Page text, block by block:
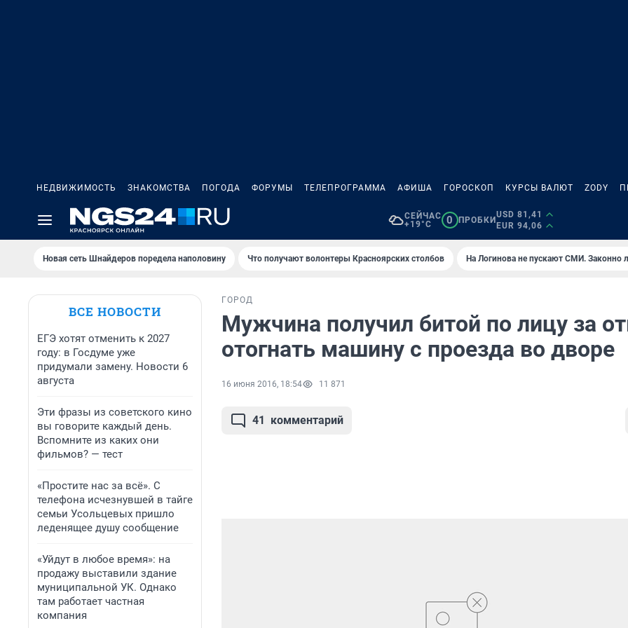
НЕДВИЖИМОСТЬ ЗНАКОМСТВА ПОГОДА ФОРУМЫ ТЕЛЕПРОГРАММА АФИША ГОРОСКОП КУРСЫ ВАЛЮТ ZODY
СЕЙЧАС
+19°C
0 ПРОБКИ
USD 81,41
EUR 94,06
Новая сеть Шнайдеров поредела наполовину Что получают волонтеры Красноярских столбов На Логинова не пускают СМИ. Законно
ВСЕ НОВОСТИ
ЕГЭ хотят отменить к 2027
году: в Госдуме уже
придумали замену. Новости 6
августа
Эти фразы из советского кино
вы говорите каждый день.
Вспомните из каких они
фильмов? — тест
«Простите нас за всё». С
телефона исчезнувшей в тайге
семьи Усольцевых пришло
леденящее душу сообщение
«Уйдут в любое время»: на
продажу выставили здание
муниципальной УК. Однако
там работает частная
компания
ГОРОД
Мужчина получил битой по лицу за
отогнать машину с проезда во дворе
16 июня 2016, 18:54 11 871
41 комментарий